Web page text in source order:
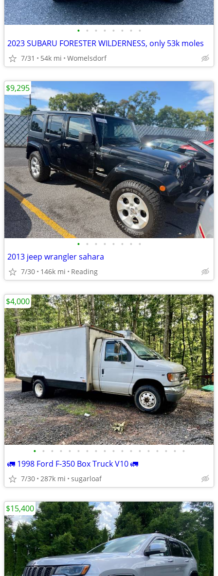
• • • • • • • •
2023 SUBARU FORESTER WILDERNESS, only 53k moles
7/31 54k mi Womelsdorf
• • • • • • • •
2013 jeep wrangler sahara
7/30 146k mi Reading
$9,295
• • • • • • • • • • • • • • • • • •
🚛 1998 Ford F-350 Box Truck V10 🚛
7/30 287k mi sugarloaf
$4,000
$15,400